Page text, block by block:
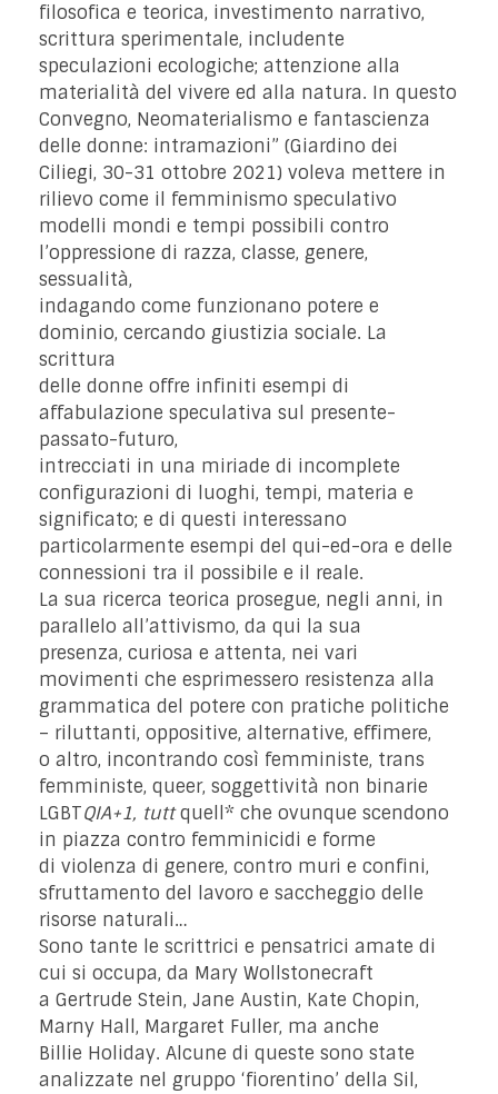
filosofica e teorica, investimento narrativo,
scrittura sperimentale, includente
speculazioni ecologiche; attenzione alla
materialità del vivere ed alla natura. In questo
Convegno, Neomaterialismo e fantascienza
delle donne: intramazioni” (Giardino dei
Ciliegi, 30-31 ottobre 2021) voleva mettere in
rilievo come il femminismo speculativo
modelli mondi e tempi possibili contro
l’oppressione di razza, classe, genere,
sessualità,
indagando come funzionano potere e
dominio, cercando giustizia sociale. La
scrittura
delle donne offre infiniti esempi di
affabulazione speculativa sul presente-
passato-futuro,
intrecciati in una miriade di incomplete
configurazioni di luoghi, tempi, materia e
significato; e di questi interessano
particolarmente esempi del qui-ed-ora e delle
connessioni tra il possibile e il reale.
La sua ricerca teorica prosegue, negli anni, in
parallelo all’attivismo, da qui la sua
presenza, curiosa e attenta, nei vari
movimenti che esprimessero resistenza alla
grammatica del potere con pratiche politiche
– riluttanti, oppositive, alternative, effimere,
o altro, incontrando così femministe, trans
femministe, queer, soggettività non binarie
LGBTQIA+1, tuttquell* che ovunque scendono
in piazza contro femminicidi e forme
di violenza di genere, contro muri e confini,
sfruttamento del lavoro e saccheggio delle
risorse naturali…
Sono tante le scrittrici e pensatrici amate di
cui si occupa, da Mary Wollstonecraft
a Gertrude Stein, Jane Austin, Kate Chopin,
Marny Hall, Margaret Fuller, ma anche
Billie Holiday. Alcune di queste sono state
analizzate nel gruppo ‘fiorentino’ della Sil,